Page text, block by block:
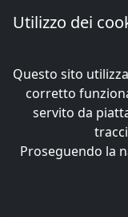
Utilizzo dei
Questo sito
corretto
servito da
Proseguendo la
Tag:Maira